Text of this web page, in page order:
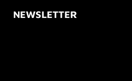
NEWSLETTER